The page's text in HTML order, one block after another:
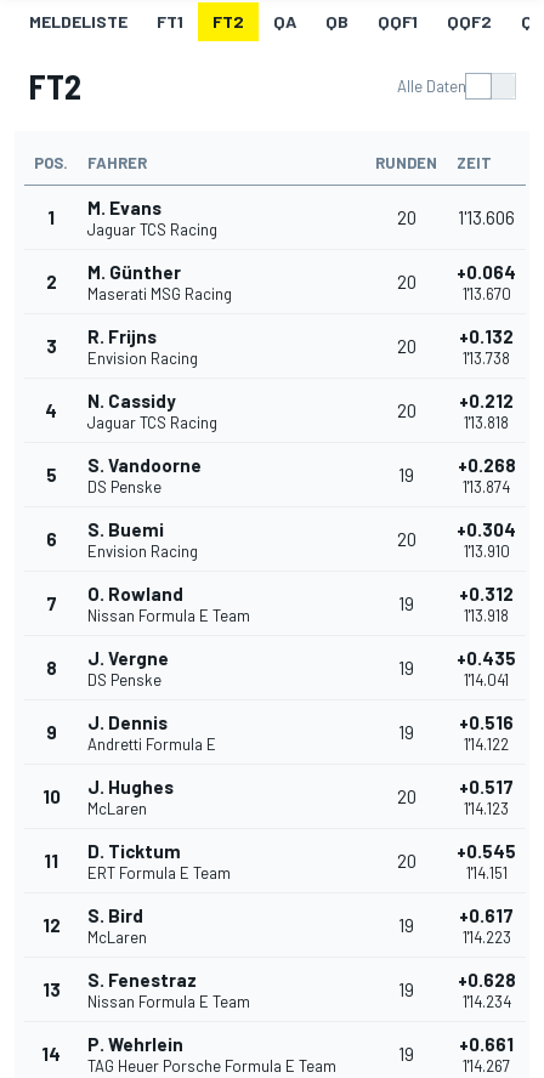
MELDELISTE FT1 FT2 QA QB QQF1 QQF2
FT2 Alle Daten
POS. FAHRER RUNDEN ZEIT
1 M. Evans
Jaguar TCS Racing
20 1'13.606
2 M. Günther
Maserati MSG Racing
20 +0.064
1'13.670
3 R. Frijns
Envision Racing
20 +0.132
1'13.738
4 N. Cassidy
Jaguar TCS Racing
20 +0.212
1'13.818
5 S. Vandoorne
DS Penske
19 +0.268
1'13.874
6 S. Buemi
Envision Racing
20 +0.304
1'13.910
7 O. Rowland
Nissan Formula E Team
19 +0.312
1'13.918
8 J. Vergne
DS Penske
19 +0.435
1'14.041
9 J. Dennis
Andretti Formula E
19 +0.516
1'14.122
10 J. Hughes
McLaren
20 +0.517
1'14.123
11 D. Ticktum
ERT Formula E Team
20 +0.545
1'14.151
12 S. Bird
McLaren
19 +0.617
1'14.223
13 S. Fenestraz
Nissan Formula E Team
19 +0.628
1'14.234
14 P. Wehrlein
TAG Heuer Porsche Formula E Team
19 +0.661
1'14.267